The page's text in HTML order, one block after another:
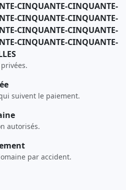
CINQUANTE-CINQUANTE-
CINQUANTE-CINQUANTE-
CINQUANTE-CINQUANTE-
CINQUANTE-CINQUANTE-
suivent le paiement.
autorisés.
par accident.